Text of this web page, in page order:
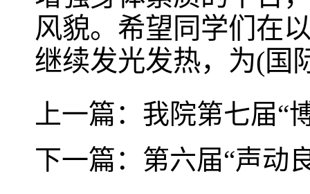
风貌。希望同学们在
继续发光发热，为(国
上一篇： 我院第七届“
下一篇： 第六届“声动